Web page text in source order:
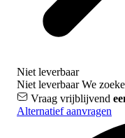
Niet leverbaar
Niet leverbaarWe
Vraag vrijblijvend
Alternatief aanvragen